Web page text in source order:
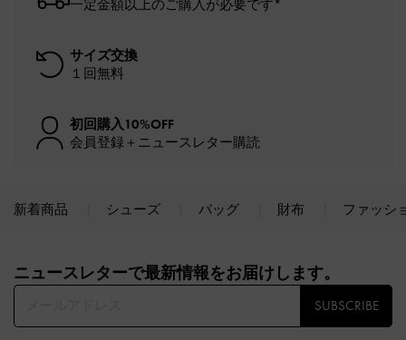
一定金額以上のご購入が必要です*
サイズ交換
１回無料
初回購入10%OFF
会員登録＋ニュースレター購読
新着商品 シューズ バッグ 財布 ファッシ
ニュースレターで最新情報をお届けします。​
SUBSCRIBE